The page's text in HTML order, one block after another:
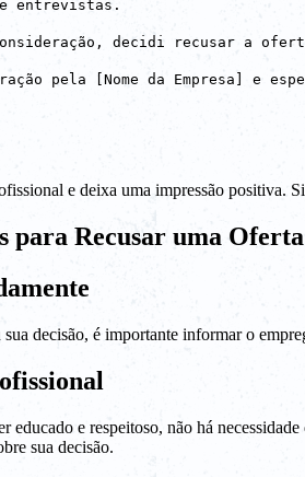
entrevistas.
decidi recusar a
pela [Nome da Empresa] e
e deixa uma impressão positiva.
para Recusar uma
decisão, é importante informar o
educado e respeitoso, não há
sua decisão.